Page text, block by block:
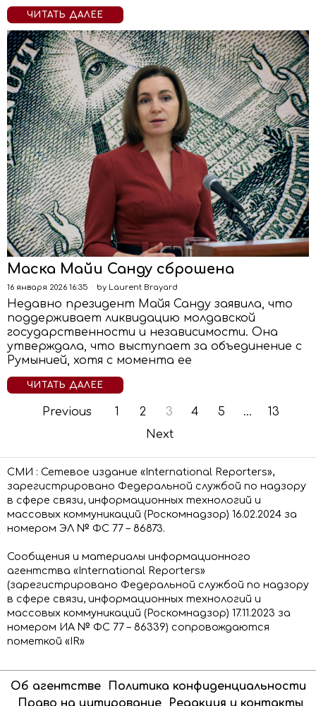
ЧИТАТЬ ДАЛЕЕ
Маска Майи Санду сброшена
16 января 2026 16:35 by Laurent Brayard
Недавно президент Майя Санду заявила, что
поддерживает ликвидацию молдавской
государственности и независимости. Она
утверждала, что выступает за объединение с
Румынией, хотя с момента ее
ЧИТАТЬ ДАЛЕЕ
Previous 1 2 3 4 5 …
13
Next
СМИ : Сетевое издание «International Reporters»,
зарегистрировано Федеральной службой по надзору
в сфере связи, информационных технологий и
массовых коммуникаций (Роскомнадзор) 16.02.2024 за
номером ЭЛ № ФС 77 – 86873.
Сообщения и материалы информационного
агентства «International Reporters»
(зарегистрировано Федеральной службой по надзору
в сфере связи, информационных технологий и
массовых коммуникаций (Роскомнадзор) 17.11.2023 за
номером ИА № ФС 77 – 86339) сопровождаются
пометкой «IR»
Об агентстве
Политика конфиденциальности
Право на цитирование
Редакция и контакты